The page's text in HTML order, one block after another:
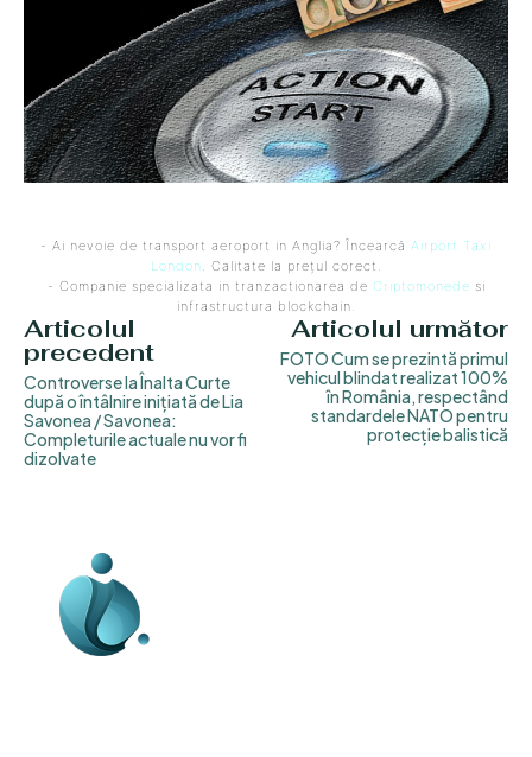
- Ai nevoie de transport aeroport in Anglia? Încearcă Airport Taxi
London. Calitate la prețul corect.
- Companie specializata in tranzactionarea de Criptomonede si
infrastructura blockchain.
Articolul
precedent
Controverse la Înalta Curte
după o întâlnire inițiată de Lia
Savonea / Savonea:
Completurile actuale nu vor fi
dizolvate
Articolul următor
FOTO Cum se prezintă primul
vehicul blindat realizat 100%
în România, respectând
standardele NATO pentru
protecție balistică